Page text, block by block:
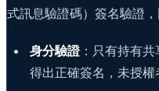
式訊息驗證碼）簽名驗證
身分驗證：只有持有
得出正確簽名，未授權